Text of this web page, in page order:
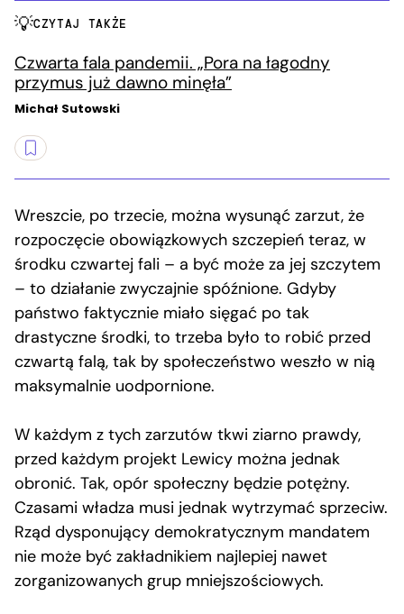
CZYTAJ TAKŻE
Czwarta fala pandemii. „Pora na łagodny
przymus już dawno minęła”
Michał Sutowski
Wreszcie, po trzecie, można wysunąć zarzut, że
rozpoczęcie obowiązkowych szczepień teraz, w
środku czwartej fali – a być może za jej szczytem
– to działanie zwyczajnie spóźnione. Gdyby
państwo faktycznie miało sięgać po tak
drastyczne środki, to trzeba było to robić przed
czwartą falą, tak by społeczeństwo weszło w nią
maksymalnie uodpornione.
W każdym z tych zarzutów tkwi ziarno prawdy,
przed każdym projekt Lewicy można jednak
obronić. Tak, opór społeczny będzie potężny.
Czasami władza musi jednak wytrzymać sprzeciw.
Rząd dysponujący demokratycznym mandatem
nie może być zakładnikiem najlepiej nawet
zorganizowanych grup mniejszościowych.